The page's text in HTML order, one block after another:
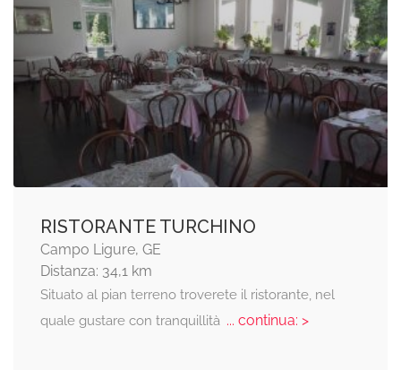
RISTORANTE TURCHINO
Campo Ligure, GE
Distanza: 34,1 km
Situato al pian terreno troverete il ristorante, nel
quale gustare con tranquillità... continua: >